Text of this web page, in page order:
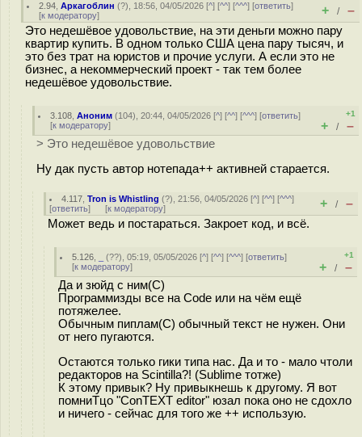
2.94 ,Аркагоблин (?), 18:56, 04/05/2026 [^] [^^] [^^^] [ответить]
[к модератору] + / –
Это недешёвое удовольствие, на эти деньги можно пару
квартир купить. В одном только США цена пару тысяч, и
это без трат на юристов и прочие услуги. А если это не
бизнес, а некоммерческий проект - так тем более
недешёвое удовольствие.
3.108 ,Аноним (104), 20:44, 04/05/2026 [^] [^^] [^^^] [ответить]
[к модератору]
+1
+ / –
> Это недешёвое удовольствие
Ну дак пусть автор нотепада++ активней старается.
4.117 ,Tron is Whistling (?), 21:56, 04/05/2026 [^] [^^] [^^^]
[ответить] [к модератору] + / –
Может ведь и постараться. Закроет код, и всё.
5.126 (??), 05:19, 05/05/2026 [^] [^^] [^^^] [ответить]
[к модератору]
+1
+ / –
Да и зюйд с ним(С)
Программизды все на Code или на чём ещё
потяжелее.
Обычным пиплам(С) обычный текст не нужен. Они
от него пугаются.
Остаются только гики типа нас. Да и то - мало чтоли
редакторов на Scintilla?! (Sublime тотже)
К этому привык? Ну привыкнешь к другому. Я вот
помниТцо "ConTEXT editor" юзал пока оно не сдохло
и ничего - сейчас для того же ++ использую.